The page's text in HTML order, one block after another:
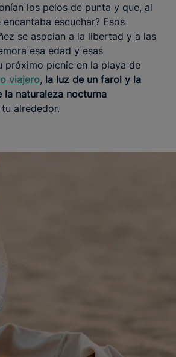
los pelos de punta y que, al
escuchar? Esos
se asocian a la libertad y a las
esa edad y esas
próximo pícnic en la playa de
viajero, la luz de un farol y la
la naturaleza nocturna
alrededor.